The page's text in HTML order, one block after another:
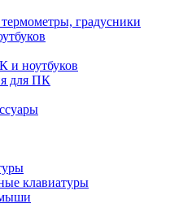
градусники
и ноутбуков
для ПК
клавиатуры